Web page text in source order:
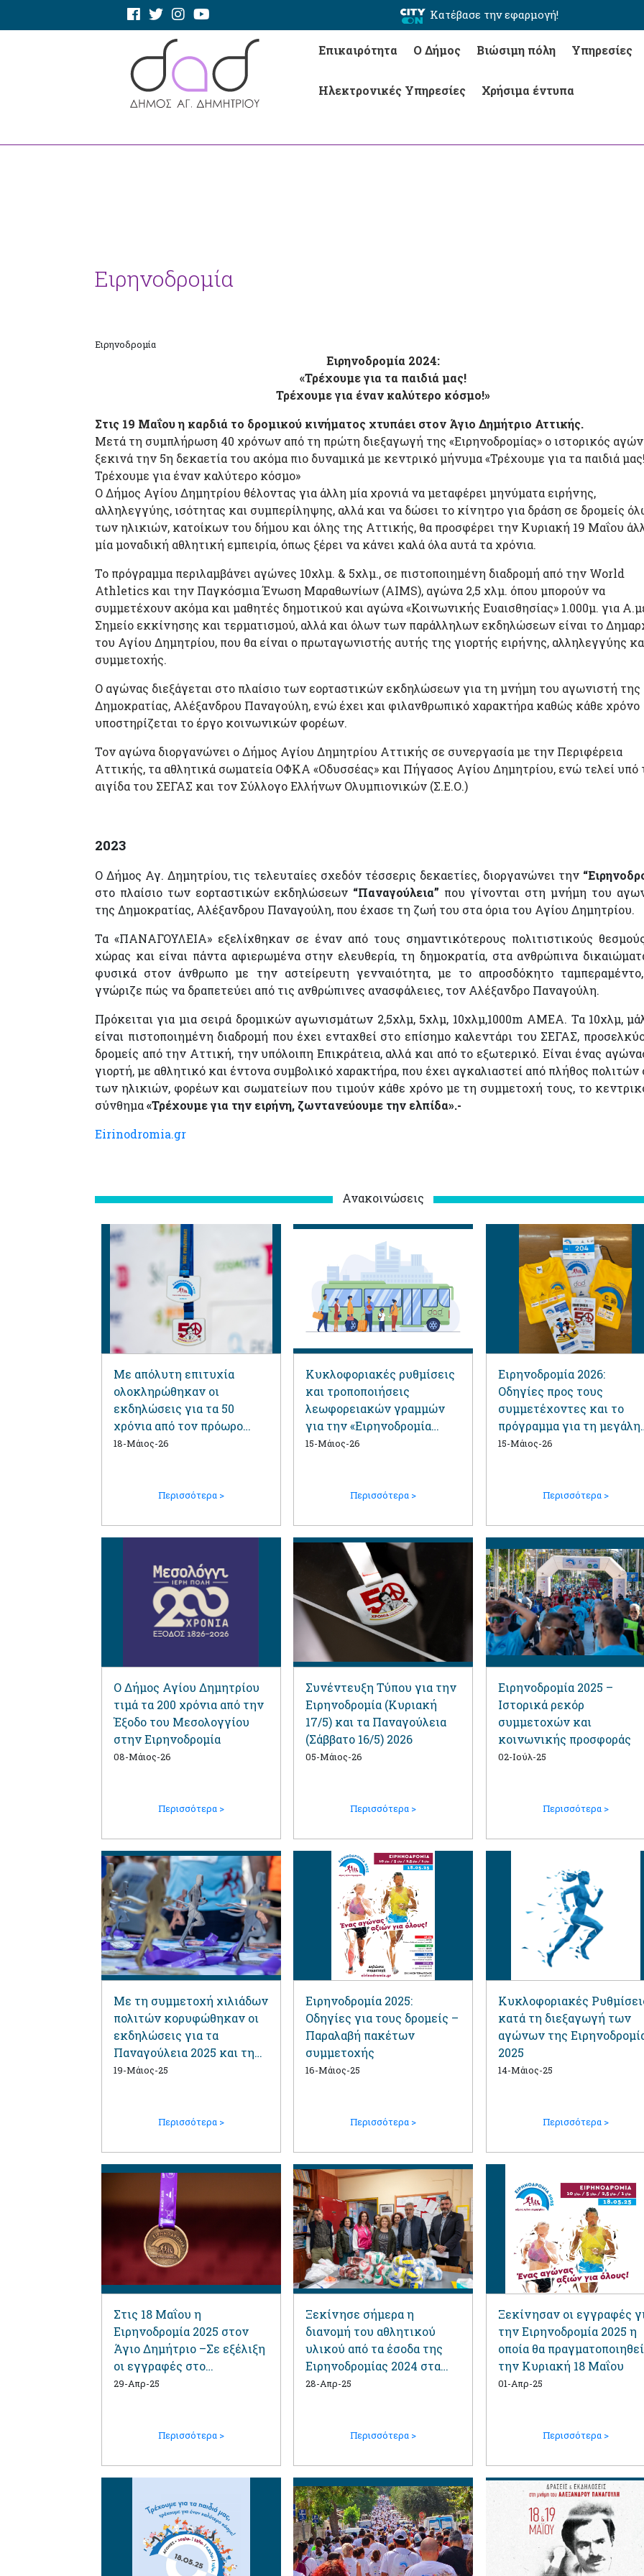
Κατέβασε την εφαρμογή!
Επικαιρότητα Ο Δήμος Βιώσιμη πόλη Υπηρεσίες
Ηλεκτρονικές Υπηρεσίες Χρήσιμα έντυπα
Ειρηνοδρομία
Ειρηνοδρομία
Ειρηνοδρομία 2024:
«Τρέχουμε για τα παιδιά μας!
Τρέχουμε για έναν καλύτερο κόσμο!»
Στις 19 Μαΐου η καρδιά το δρομικού κινήματος χτυπάει στον Άγιο Δημήτριο Αττικής.
Μετά τη συμπλήρωση 40 χρόνων από τη πρώτη διεξαγωγή της «Ειρηνοδρομίας» ο ιστορικός
ξεκινά την 5η δεκαετία του ακόμα πιο δυναμικά με κεντρικό μήνυμα «Τρέχουμε για τα παιδιά
Τρέχουμε για έναν καλύτερο κόσμο»
Ο Δήμος Αγίου Δημητρίου θέλοντας για άλλη μία χρονιά να μεταφέρει μηνύματα ειρήνης,
αλληλεγγύης, ισότητας και συμπερίληψης, αλλά και να δώσει το κίνητρο για δράση σε δρομείς
των ηλικιών, κατοίκων του δήμου και όλης της Αττικής, θα προσφέρει την Κυριακή 19 Μαΐου
μία μοναδική αθλητική εμπειρία, όπως ξέρει να κάνει καλά όλα αυτά τα χρόνια.
Το πρόγραμμα περιλαμβάνει αγώνες 10χλμ. & 5χλμ., σε πιστοποιημένη διαδρομή από την World
Athletics και την Παγκόσμια Ένωση Μαραθωνίων (AIMS), αγώνα 2,5 χλμ. όπου μπορούν να
συμμετέχουν ακόμα και μαθητές δημοτικού και αγώνα «Κοινωνικής Ευαισθησίας» 1.000μ. για
Σημείο εκκίνησης και τερματισμού, αλλά και όλων των παράλληλων εκδηλώσεων είναι το
του Αγίου Δημητρίου, που θα είναι ο πρωταγωνιστής αυτής της γιορτής ειρήνης, αλληλεγγύης
συμμετοχής.
Ο αγώνας διεξάγεται στο πλαίσιο των εορταστικών εκδηλώσεων για τη μνήμη του αγωνιστή της
Δημοκρατίας, Αλέξανδρου Παναγούλη, ενώ έχει και φιλανθρωπικό χαρακτήρα καθώς κάθε χρόνο
υποστηρίζεται το έργο κοινωνικών φορέων.
Τον αγώνα διοργανώνει ο Δήμος Αγίου Δημητρίου Αττικής σε συνεργασία με την Περιφέρεια
Αττικής, τα αθλητικά σωματεία ΟΦΚΑ «Οδυσσέας» και Πήγασος Αγίου Δημητρίου, ενώ τελεί υπό
αιγίδα του ΣΕΓΑΣ και τον Σύλλογο Ελλήνων Ολυμπιονικών (Σ.Ε.Ο.)
2023
O Δήμος Αγ. Δημητρίου, τις τελευταίες σχεδόν τέσσερις δεκαετίες, διοργανώνει την
στο πλαίσιο των εορταστικών εκδηλώσεων “Παναγούλεια” που γίνονται στη μνήμη του
της Δημοκρατίας, Αλέξανδρου Παναγούλη, που έχασε τη ζωή του στα όρια του Αγίου Δημητρίου.
Τα «ΠΑΝΑΓΟΥΛΕΙΑ» εξελίχθηκαν σε έναν από τους σημαντικότερους πολιτιστικούς
χώρας και είναι πάντα αφιερωμένα στην ελευθερία, τη δημοκρατία, στα ανθρώπινα
φυσικά στον άνθρωπο με την αστείρευτη γενναιότητα, με το απροσδόκητο
γνώριζε πώς να δραπετεύει από τις ανθρώπινες ανασφάλειες, τον Αλέξανδρο Παναγούλη.
Πρόκειται για μια σειρά δρομικών αγωνισμάτων 2,5χλμ, 5χλμ, 10χλμ,1000m AMEA. Τα 10χλμ,
είναι πιστοποιημένη διαδρομή που έχει ενταχθεί στο επίσημο καλεντάρι του ΣΕΓΑΣ,
δρομείς από την Αττική, την υπόλοιπη Επικράτεια, αλλά και από το εξωτερικό. Είναι ένας
γιορτή, με αθλητικό και έντονα συμβολικό χαρακτήρα, που έχει αγκαλιαστεί από πλήθος
των ηλικιών, φορέων και σωματείων που τιμούν κάθε χρόνο με τη συμμετοχή τους, το
σύνθημα«Τρέχουμε για την ειρήνη, ζωντανεύουμε την ελπίδα».-
Eirinodromia.gr
Ανακοινώσεις
Με απόλυτη επιτυχία
ολοκληρώθηκαν οι
εκδηλώσεις για τα 50
χρόνια από τον πρόωρο
χαμό του Αλ. Παναγούλη
18-Μάιος-26
Περισσότερα >
Κυκλοφοριακές ρυθμίσεις
και τροποποιήσεις
λεωφορειακών γραμμών
για την «Ειρηνοδρομία
2026»
15-Μάιος-26
Περισσότερα >
Ειρηνοδρομία 2026:
Οδηγίες προς τους
συμμετέχοντες και το
πρόγραμμα για τη μεγάλη
αθλητική γιορτή του
15-Μάιος-26
Περισσότερα >
Ο Δήμος Αγίου Δημητρίου
τιμά τα 200 χρόνια από την
Έξοδο του Μεσολογγίου
στην Ειρηνοδρομία
08-Μάιος-26
Περισσότερα >
Συνέντευξη Τύπου για την
Ειρηνοδρομία (Κυριακή
17/5) και τα Παναγούλεια
(Σάββατο 16/5) 2026
05-Μάιος-26
Περισσότερα >
Ειρηνοδρομία 2025 –
Ιστορικά ρεκόρ
συμμετοχών και
κοινωνικής προσφοράς
02-Ιούλ-25
Περισσότερα >
Με τη συμμετοχή χιλιάδων
πολιτών κορυφώθηκαν οι
εκδηλώσεις για τα
Παναγούλεια 2025 και την
42η Ειρηνοδρομία!
19-Μάιος-25
Περισσότερα >
Ειρηνοδρομία 2025:
Οδηγίες για τους δρομείς –
Παραλαβή πακέτων
συμμετοχής
16-Μάιος-25
Περισσότερα >
Κυκλοφοριακές
κατά τη διεξαγωγή των
αγώνων της
2025
14-Μάιος-25
Περισσότερα >
Στις 18 Μαΐου η
Ειρηνοδρομία 2025 στον
Άγιο Δημήτριο –Σε εξέλιξη
οι εγγραφές στο
eirinodromia.gr
29-Απρ-25
Περισσότερα >
Ξεκίνησε σήμερα η
διανομή του αθλητικού
υλικού από τα έσοδα της
Ειρηνοδρομίας 2024 στα
σχολεία του Αγίου
28-Απρ-25
Περισσότερα >
Ξεκίνησαν οι εγγραφές
την Ειρηνοδρομία 2025 η
οποία θα πραγματοποιηθεί
την Κυριακή 18 Μαΐου
01-Απρ-25
Περισσότερα >